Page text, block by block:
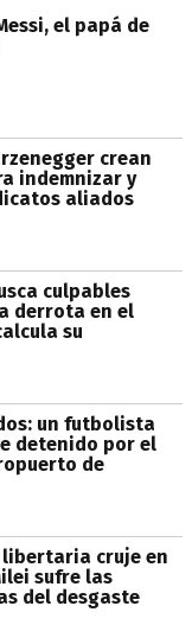
el papá de
crean
indemnizar y
aliados
culpables
derrota en el
su
un futbolista
detenido por el
de
cruje en
sufre las
del desgaste